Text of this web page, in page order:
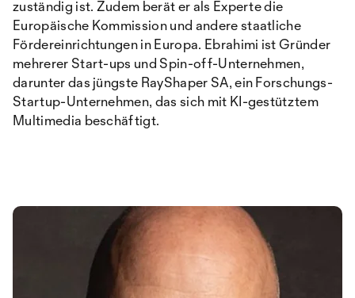
zuständig ist. Zudem berät er als Experte die
Europäische Kommission und andere staatliche
Fördereinrichtungen in Europa. Ebrahimi ist Gründer
mehrerer Start-ups und Spin-off-Unternehmen,
darunter das jüngste RayShaper SA, ein Forschungs-
Startup-Unternehmen, das sich mit KI-gestütztem
Multimedia beschäftigt.